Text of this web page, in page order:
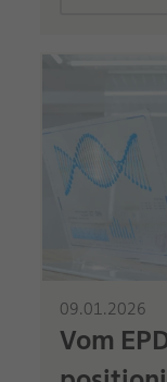
09.01.2026
Vom